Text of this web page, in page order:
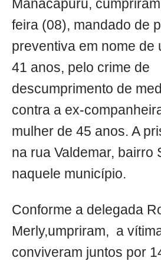
Manacapuru,
feira (08), mandado de
preventiva em nome de
41 anos, pelo crime de
descumprimento de
contra a ex-
mulher de 45 anos. A
na rua Valdemar, bairro
naquele município.
Conforme a delegada
Merly,umpriram, a
conviveram juntos por